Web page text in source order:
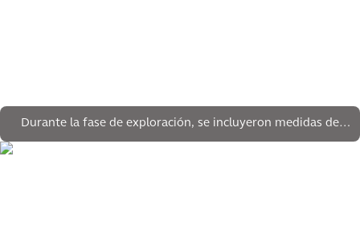
Durante la fase de exploración, se incluyeron medidas de
sostenibilidad en las aportaciones al diseño